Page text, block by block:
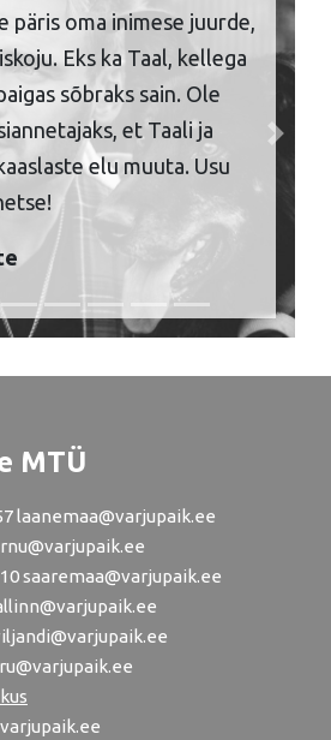
päris oma inimese juurde,
Eks ka Taal, kellega
sõbraks sain. Ole
et Taali ja
elu muuta. Usu
Next
MTÜ
laanemaa@varjupaik.ee
saaremaa@varjupaik.ee